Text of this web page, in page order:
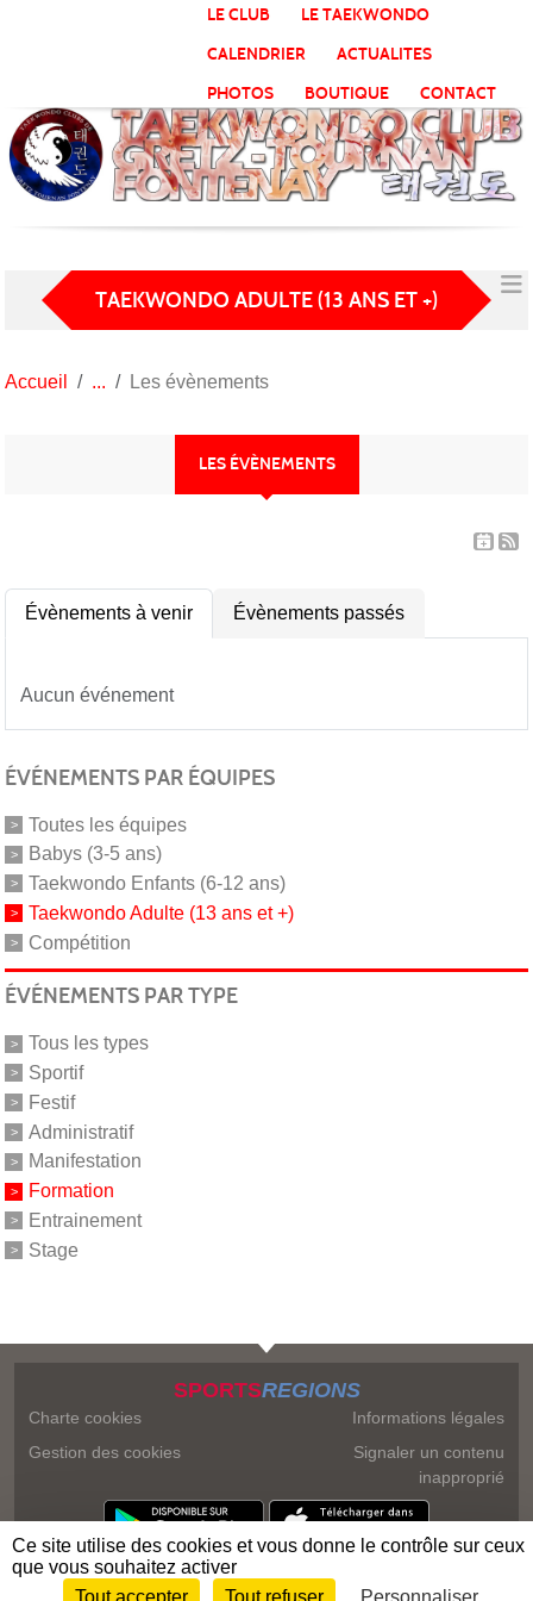
LE CLUB
LE TAEKWONDO
CALENDRIER
ACTUALITES
PHOTOS
BOUTIQUE CONTACT
TAEKWONDO ADULTE (13 ANS ET +)
Accueil Les évènements
LES ÉVÈNEMENTS
Évènements à venir Évènements passés
Aucun événement
ÉVÉNEMENTS PAR ÉQUIPES
Toutes les équipes
Babys (3-5 ans)
Taekwondo Enfants (6-12 ans)
Taekwondo Adulte (13 ans et +)
Compétition
ÉVÉNEMENTS PAR TYPE
Tous les types
Sportif
Festif
Administratif
Manifestation
Formation
Entrainement
Stage
SPORTSREGIONS
Charte cookies
Gestion des cookies
Informations légales
Signaler un contenu
inapproprié
Panneau de gestion des cookies
Ce site utilise des cookies et vous donne le contrôle sur ceux
que vous souhaitez activer
Tout accepter
Tout refuser Personnaliser